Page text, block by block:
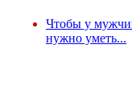
Чтобы у
нужно уметь...